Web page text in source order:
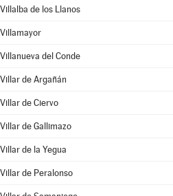
Villalba de los Llanos
Villamayor
Villanueva del Conde
Villar de Argañán
Villar de Ciervo
Villar de Gallimazo
Villar de la Yegua
Villar de Peralonso